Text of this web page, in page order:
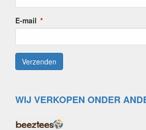
E-mail
WIJ VERKOPEN ONDER